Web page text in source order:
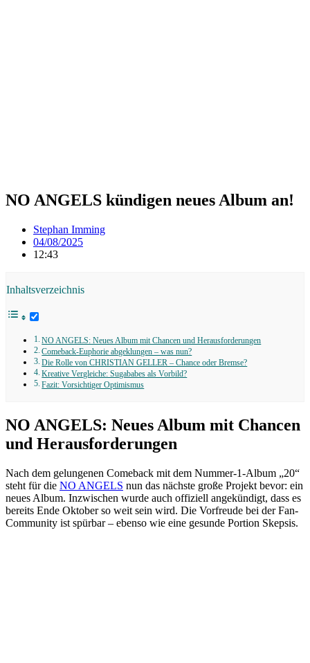
NO ANGELS kündigen neues Album an!
Stephan Imming
04/08/2025
12:43
Inhaltsverzeichnis
NO ANGELS: Neues Album mit Chancen und Herausforderungen
Comeback-Euphorie abgeklungen – was nun?
Die Rolle von CHRISTIAN GELLER – Chance oder Bremse?
Kreative Vergleiche: Sugababes als Vorbild?
Fazit: Vorsichtiger Optimismus
NO ANGELS: Neues Album mit Chancen
und Herausforderungen
Nach dem gelungenen Comeback mit dem Nummer-1-Album „20“
steht für die NO ANGELS nun das nächste große Projekt bevor: ein
neues Album. Inzwischen wurde auch offiziell angekündigt, dass es
bereits Ende Oktober so weit sein wird. Die Vorfreude bei der Fan-
Community ist spürbar – ebenso wie eine gesunde Portion Skepsis.